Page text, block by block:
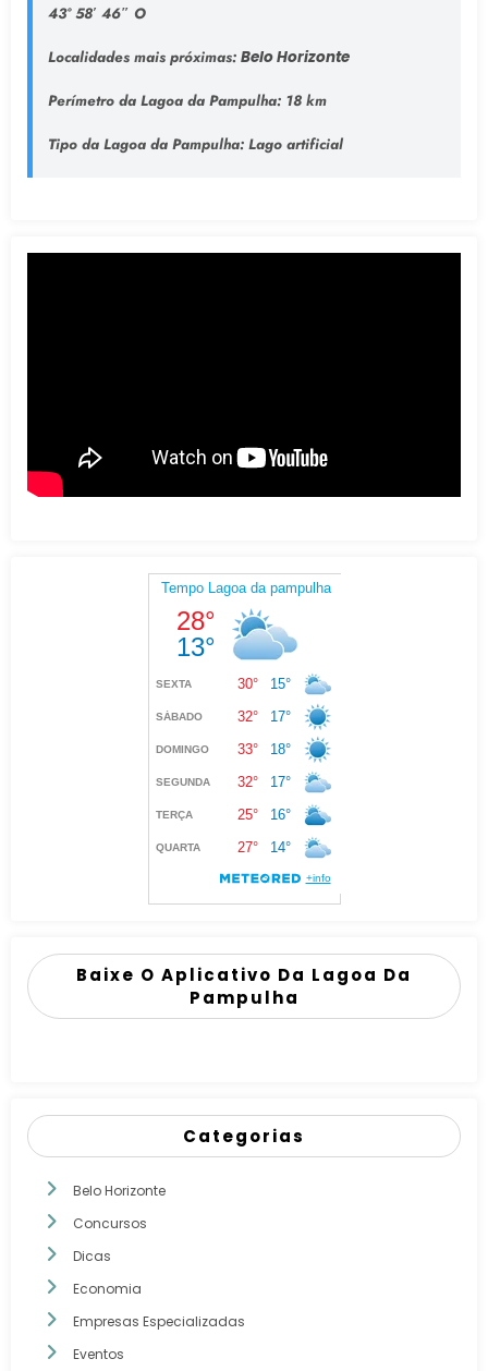
43° 58′ 46″ O
Localidades mais próximas: Belo Horizonte
Perímetro da Lagoa da Pampulha:18 km
Tipo da Lagoa da Pampulha: Lago artificial
Baixe O Aplicativo Da Lagoa Da
Pampulha
Categorias
Belo Horizonte
Concursos
Dicas
Economia
Empresas Especializadas
Eventos